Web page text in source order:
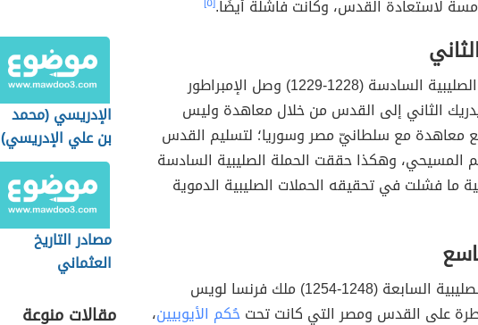
لاستعادة القدس، وكانت فاشلة أيضًا.
خلال الحملة الصليبية السادسة (1228-1229) وصل الإمبراطور
الثاني إلى القدس من خلال معاهدة وليس
معاهدة مع سلطانيّ مصر وسوريا؛ لتسليم القدس
المسيحي، وهكذا حققت الحملة الصليبية السادسة
ما فشلت في تحقيقه الحملات الصليبية الدموية
قاد الحملة الصليبية السابعة (1248-1254) ملك فرنسا لويس
على القدس ومصر التي كانت تحتحُكم الأيوبيين،
الإدريسي (محمد
بن علي الإدريسي)
مصادر التاريخ
العثماني
مقالات منوعة